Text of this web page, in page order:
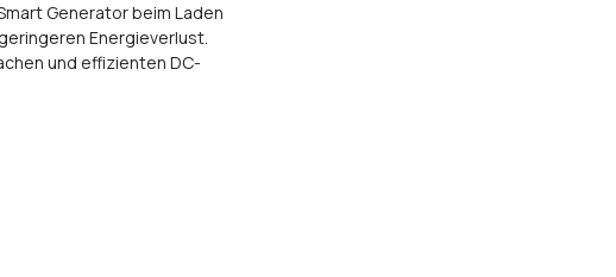
Generator beim Laden
Energieverlust.
und effizienten DC-